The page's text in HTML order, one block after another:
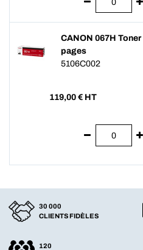
CANON 067H
pages
5106C002
119,00 € HT
30 000
CLIENTS FIDÈLES
120